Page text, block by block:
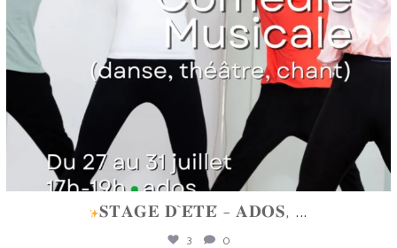
𝐒𝐓𝐀𝐆𝐄 𝐃`𝐄́𝐓𝐄́ - 𝐀𝐃𝐎𝐒, ...
3 0